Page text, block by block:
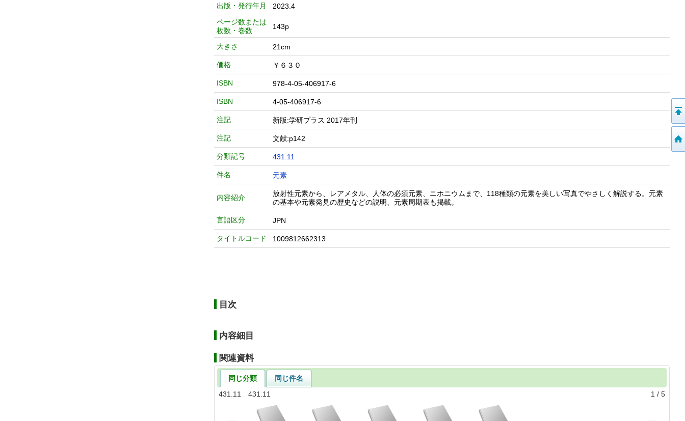
出版・発行年月
2023.4
ページ数または
枚数・巻数
143p
大きさ 21cm
価格 ￥６３０
ISBN 978-4-05-406917-6
ISBN 4-05-406917-6
注記 新版:学研プラス 2017年刊
注記 文献:p142
分類記号 431.11
件名 元素
内容紹介
放射性元素から、レアメタル、人体の必須元素、ニホニウムまで、118種類の元素を美しい写真でやさしく解説する。元素
の基本や元素発見の歴史などの説明、元素周期表も掲載。
言語区分 JPN
タイトルコード 1009812662313
目次
内容細目
関連資料
同じ分類
同じ件名
431.11 431.11
1 / 5